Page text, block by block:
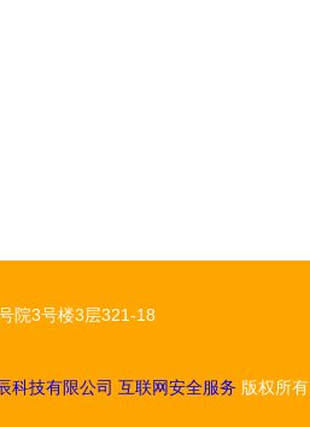
院3号楼3层321-18
科技有限公司 互联网安全服务 版权所有